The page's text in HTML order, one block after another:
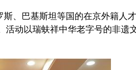
、巴基斯坦等国的在京外籍人
动以瑞蚨祥中华老字号的非遗